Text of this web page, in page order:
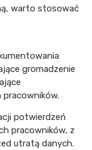
warto stosować
gromadzenie
potwierdzeń
pracowników, z
utratą danych.